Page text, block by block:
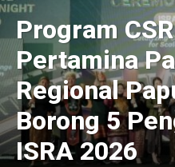
Program
Pertamina
Regional
Borong 5
ISRA 2026